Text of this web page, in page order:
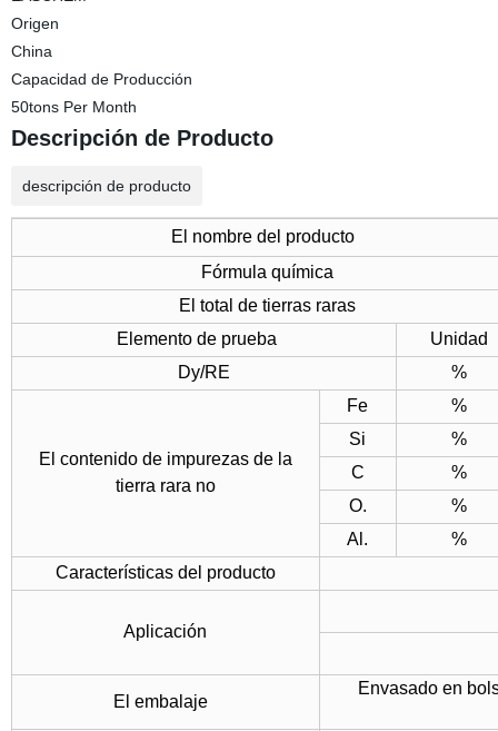
Origen
China
Capacidad de Producción
50tons Per Month
Descripción de Producto
descripción de producto
El nombre del producto
Fórmula química
El total de tierras raras
Elemento de prueba
Unidad
Dy/RE
%
El contenido de impurezas de la
tierra rara no
Fe
%
Si
%
C
%
O.
%
Al.
%
Características del producto
Aplicación
El embalaje
Envasado en